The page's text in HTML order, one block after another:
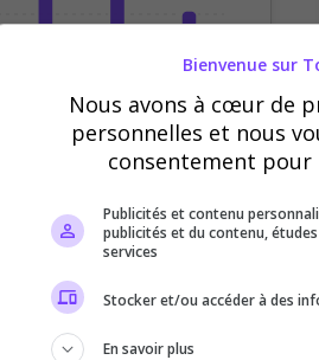
Vendredi Samedi
Bienvenue sur
Nous avons à cœur de
personnelles et nous
consentement pour
Publicités et contenu
publicités et du contenu,
services
Stocker et/ou accéder à des
En savoir plus